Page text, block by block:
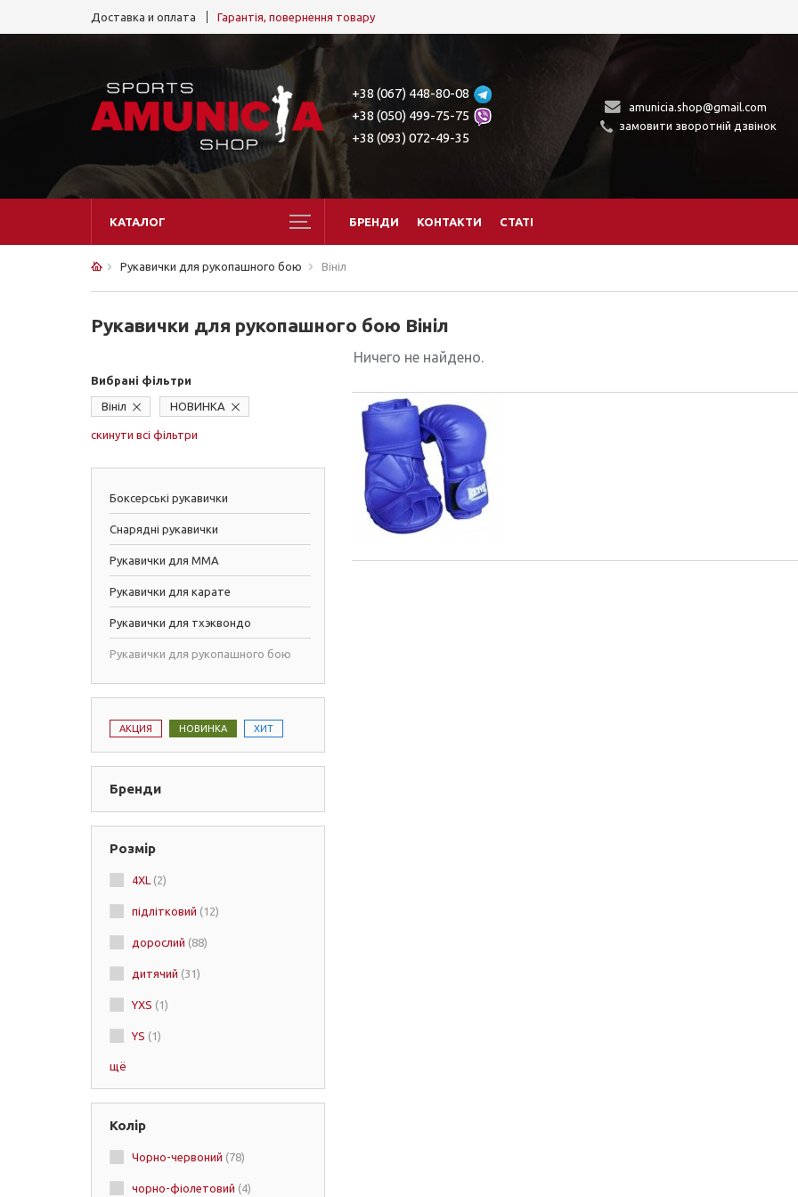
Доставка и оплата Гарантія, повернення товару
+38 (067) 448-80-08
+38 (050) 499-75-75
+38 (093) 072-49-35
amunicia.shop@gmail.com
замовити зворотній дзвінок
КАТАЛОГ БРЕНДИ КОНТАКТИ СТАТІ
Рукавички для рукопашного бою Вініл
Рукавички для рукопашного бою Вініл
Вибрані фільтри
Вініл НОВИНКА
скинути всі фільтри
Боксерські рукавички
Снарядні рукавички
Рукавички для ММА
Рукавички для карате
Рукавички для тхэквондо
Рукавички для рукопашного бою
АКЦИЯ НОВИНКА ХИТ
Бренди
Розмір
4XL (2)
підлітковий (12)
дорослий (88)
дитячий (31)
YXS (1)
YS (1)
Y (5)
XS (дитячий)(2)
XS/S(1)
щё
Колір
Чорно-червоний (78)
чорно-фіолетовий (4)
Ничего не найдено.